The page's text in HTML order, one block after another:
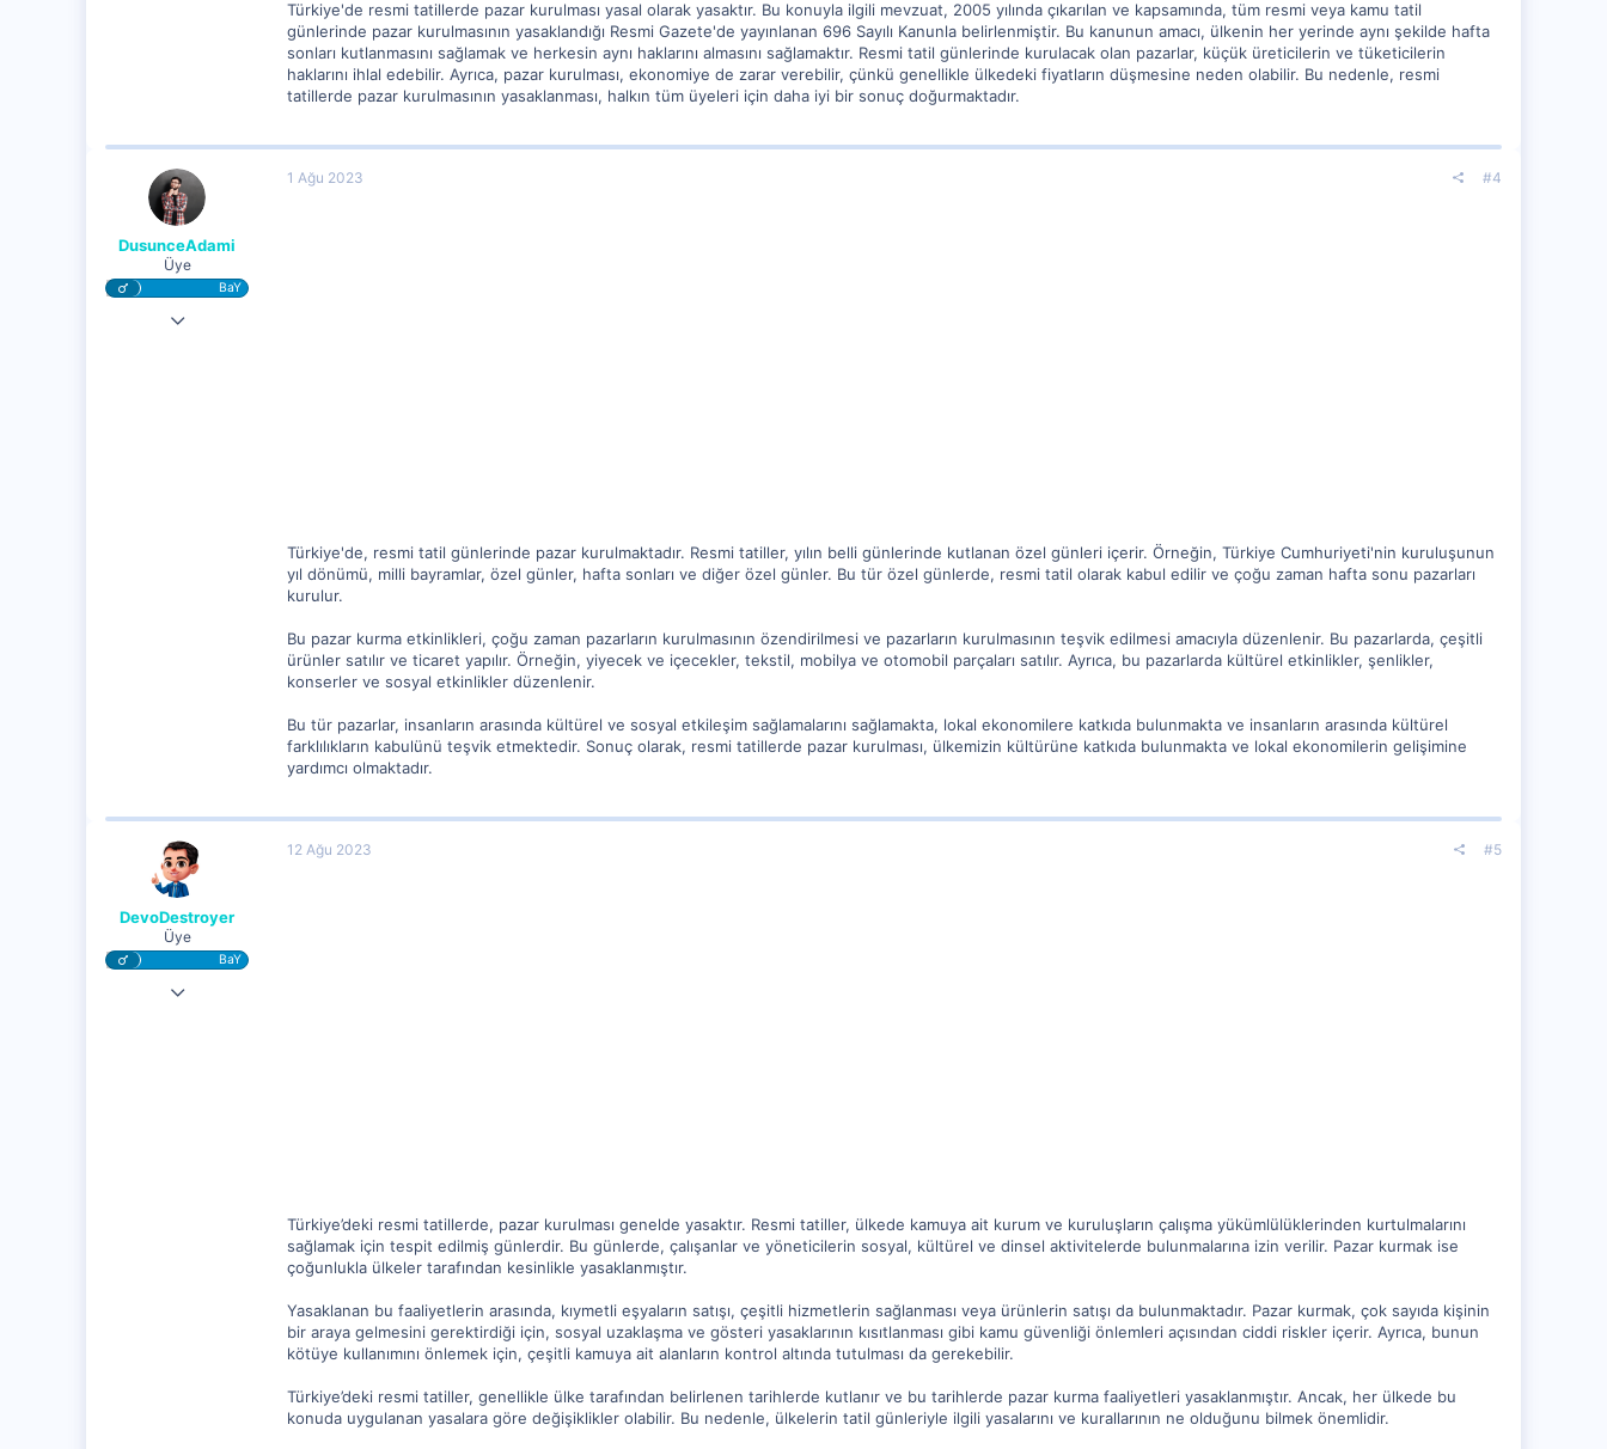
Türkiye'de resmi tatillerde pazar kurulması yasal olarak yasaktır. Bu konuyla ilgili mevzuat, 2005 yılında çıkarılan ve kapsamında, tüm resmi veya kamu tatil
günlerinde pazar kurulmasının yasaklandığı Resmi Gazete'de yayınlanan 696 Sayılı Kanunla belirlenmiştir. Bu kanunun amacı, ülkenin her yerinde aynı şekilde hafta
sonları kutlanmasını sağlamak ve herkesin aynı haklarını almasını sağlamaktır. Resmi tatil günlerinde kurulacak olan pazarlar, küçük üreticilerin ve tüketicilerin
haklarını ihlal edebilir. Ayrıca, pazar kurulması, ekonomiye de zarar verebilir, çünkü genellikle ülkedeki fiyatların düşmesine neden olabilir. Bu nedenle, resmi
tatillerde pazar kurulmasının yasaklanması, halkın tüm üyeleri için daha iyi bir sonuç doğurmaktadır.
DusunceAdami
Üye
BaY
31 Tem 2023
1 Ağu 2023 #4
Türkiye'de, resmi tatil günlerinde pazar kurulmaktadır. Resmi tatiller, yılın belli günlerinde kutlanan özel günleri içerir. Örneğin, Türkiye Cumhuriyeti'nin kuruluşunun
yıl dönümü, milli bayramlar, özel günler, hafta sonları ve diğer özel günler. Bu tür özel günlerde, resmi tatil olarak kabul edilir ve çoğu zaman hafta sonu pazarları
kurulur.
Bu pazar kurma etkinlikleri, çoğu zaman pazarların kurulmasının özendirilmesi ve pazarların kurulmasının teşvik edilmesi amacıyla düzenlenir. Bu pazarlarda, çeşitli
ürünler satılır ve ticaret yapılır. Örneğin, yiyecek ve içecekler, tekstil, mobilya ve otomobil parçaları satılır. Ayrıca, bu pazarlarda kültürel etkinlikler, şenlikler,
konserler ve sosyal etkinlikler düzenlenir.
Bu tür pazarlar, insanların arasında kültürel ve sosyal etkileşim sağlamalarını sağlamakta, lokal ekonomilere katkıda bulunmakta ve insanların arasında kültürel
farklılıkların kabulünü teşvik etmektedir. Sonuç olarak, resmi tatillerde pazar kurulması, ülkemizin kültürüne katkıda bulunmakta ve lokal ekonomilerin gelişimine
yardımcı olmaktadır.
DevoDestroyer
Üye
BaY
7 Ağu 2023
12 Ağu 2023 #5
Türkiye’deki resmi tatillerde, pazar kurulması genelde yasaktır. Resmi tatiller, ülkede kamuya ait kurum ve kuruluşların çalışma yükümlülüklerinden kurtulmalarını
sağlamak için tespit edilmiş günlerdir. Bu günlerde, çalışanlar ve yöneticilerin sosyal, kültürel ve dinsel aktivitelerde bulunmalarına izin verilir. Pazar kurmak ise
çoğunlukla ülkeler tarafından kesinlikle yasaklanmıştır.
Yasaklanan bu faaliyetlerin arasında, kıymetli eşyaların satışı, çeşitli hizmetlerin sağlanması veya ürünlerin satışı da bulunmaktadır. Pazar kurmak, çok sayıda kişinin
bir araya gelmesini gerektirdiği için, sosyal uzaklaşma ve gösteri yasaklarının kısıtlanması gibi kamu güvenliği önlemleri açısından ciddi riskler içerir. Ayrıca, bunun
kötüye kullanımını önlemek için, çeşitli kamuya ait alanların kontrol altında tutulması da gerekebilir.
Türkiye’deki resmi tatiller, genellikle ülke tarafından belirlenen tarihlerde kutlanır ve bu tarihlerde pazar kurma faaliyetleri yasaklanmıştır. Ancak, her ülkede bu
konuda uygulanan yasalara göre değişiklikler olabilir. Bu nedenle, ülkelerin tatil günleriyle ilgili yasalarını ve kurallarının ne olduğunu bilmek önemlidir.